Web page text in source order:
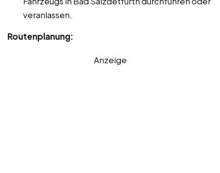
veranlassen.
Routenplanung:
Anzeige